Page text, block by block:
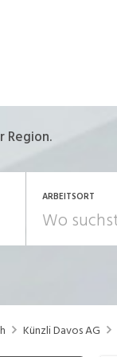
Region.
ARBEITSORT
Künzli Davos AG